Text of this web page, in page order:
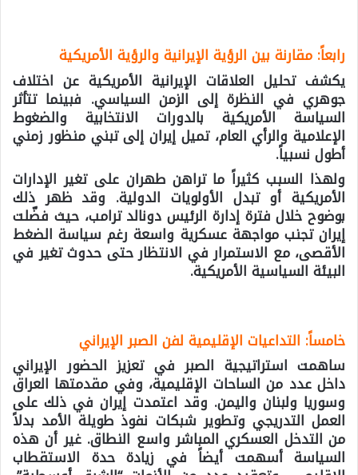
رابعاً: مقارنة بين الرؤية الإيرانية والرؤية الأمريكية
يكشف تحليل العلاقات الإيرانية الأمريكية عن اختلاف
جوهري في النظرة إلى الزمن السياسي. فبينما تتأثر
السياسة الأمريكية بالدورات الانتخابية والضغوط
الإعلامية والرأي العام، تميل إيران إلى تبني منظور زمني
أطول نسبياً.
ولهذا السبب كثيراً ما تراهن طهران على تغير الإدارات
الأمريكية أو تبدل الأولويات الدولية. وقد ظهر ذلك
بوضوح خلال فترة إدارة الرئيس دونالد ترامب، حيث فضّلت
إيران تجنب مواجهة عسكرية واسعة رغم سياسة الضغط
الأقصى، مع الاستمرار في الانتظار حتى حدوث تغير في
البيئة السياسية الأمريكية.
خامساً: التداعيات الإقليمية لفن الصبر الإيراني
ساهمت استراتيجية الصبر في تعزيز الحضور الإيراني
داخل عدد من الساحات الإقليمية، وفي مقدمتها العراق
وسوريا ولبنان واليمن. وقد اعتمدت إيران في ذلك على
العمل التدريجي وتطوير شبكات نفوذ طويلة الأمد بدلاً
من التدخل العسكري المباشر واسع النطاق. غير أن هذه
السياسة أسهمت أيضاً في زيادة حدة الاستقطاب